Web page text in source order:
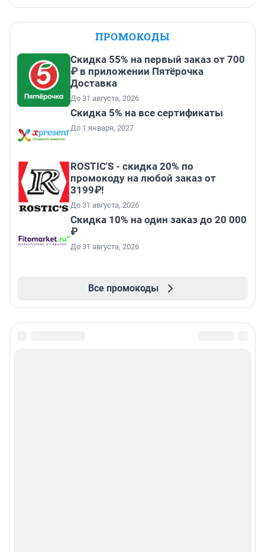
ПРОМОКОДЫ
Скидка 55% на первый заказ от 700
₽ в приложении Пятёрочка
Доставка
До 31 августа, 2026
Скидка 5% на все сертификаты
До 1 января, 2027
ROSTIC'S - скидка 20% по
промокоду на любой заказ от
3199₽!
До 31 августа, 2026
Скидка 10% на один заказ до 20 000
₽
До 31 августа, 2026
Все промокоды